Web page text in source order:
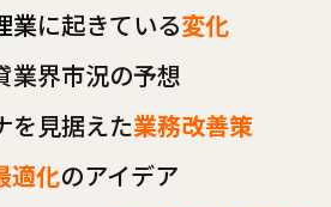
業に起きている変化
業界市況の予想
を見据えた業務改善策
適化のアイデア